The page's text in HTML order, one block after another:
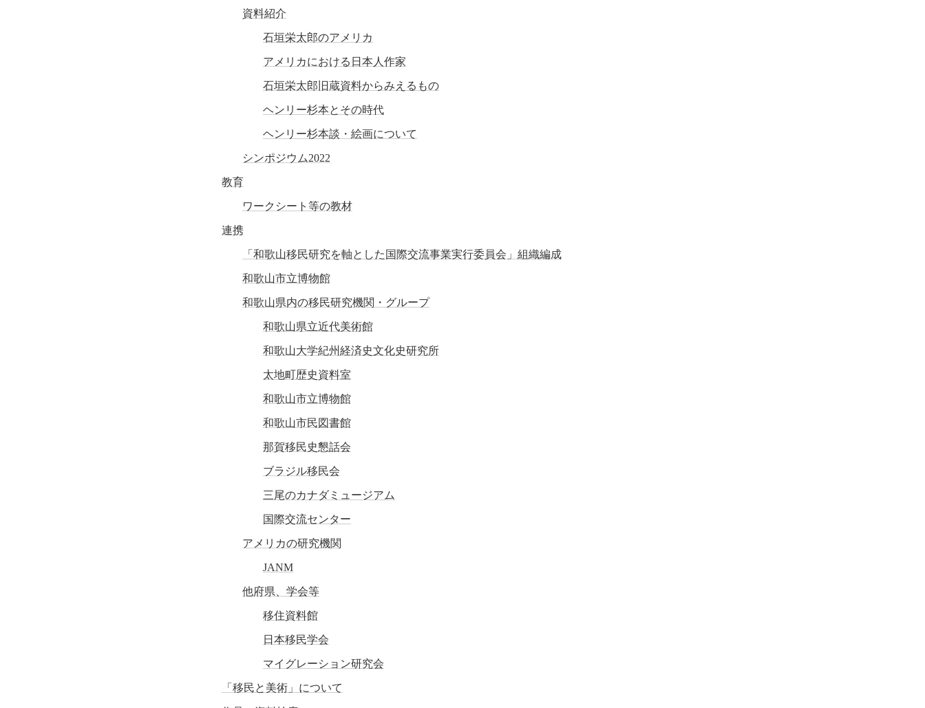
資料紹介
石垣栄太郎のアメリカ
アメリカにおける日本人作家
石垣栄太郎旧蔵資料からみえるもの
ヘンリー杉本とその時代
ヘンリー杉本談・絵画について
シンポジウム2022
教育
ワークシート等の教材
連携
「和歌山移民研究を軸とした国際交流事業実行委員会」組織編成
和歌山市立博物館
和歌山県内の移民研究機関・グループ
和歌山県立近代美術館
和歌山大学紀州経済史文化史研究所
太地町歴史資料室
和歌山市立博物館
和歌山市民図書館
那賀移民史懇話会
ブラジル移民会
三尾のカナダミュージアム
国際交流センター
アメリカの研究機関
JANM
他府県、学会等
移住資料館
日本移民学会
マイグレーション研究会
「移民と美術」について